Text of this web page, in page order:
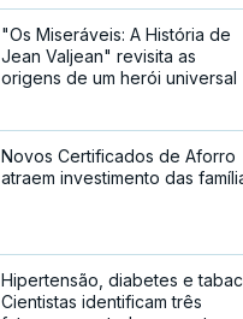
"Os Miseráveis: A História de
Jean Valjean" revisita as
origens de um herói universal
Novos Certificados de Aforro
atraem investimento das
Hipertensão, diabetes e
Cientistas identificam três